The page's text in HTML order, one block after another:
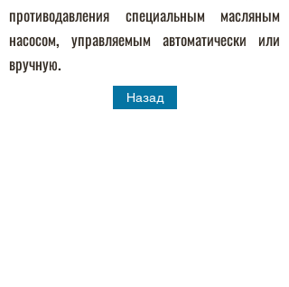
противодавления специальным масляным
насосом, управляемым автоматически или
вручную.
Назад